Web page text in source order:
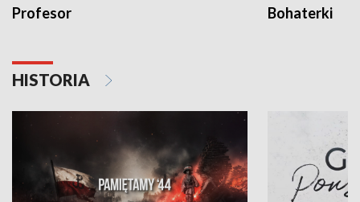
Profesor Bohaterki
HISTORIA